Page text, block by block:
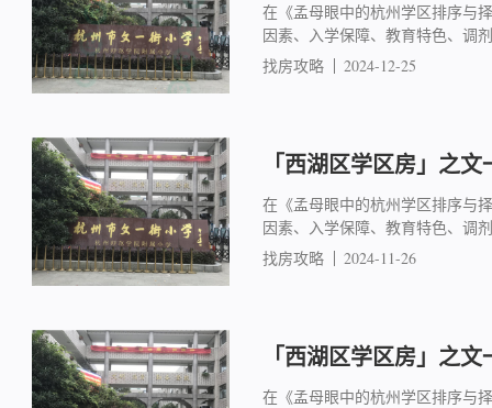
在《孟母眼中的杭州学区排序与
因素、入学保障、教育特色、调
找房攻略
2024-12-25
「西湖区学区房」之
在《孟母眼中的杭州学区排序与
因素、入学保障、教育特色、调
找房攻略
2024-11-26
「西湖区学区房」之
在《孟母眼中的杭州学区排序与